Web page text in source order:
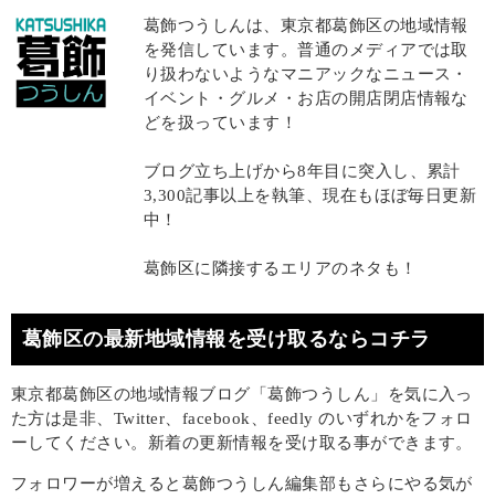
葛飾つうしんは、東京都葛飾区の地域情報
を発信しています。普通のメディアでは取
り扱わないようなマニアックなニュース・
イベント・グルメ・お店の開店閉店情報な
どを扱っています！
ブログ立ち上げから8年目に突入し、累計
3,300記事以上を執筆、現在もほぼ毎日更新
中！
葛飾区に隣接するエリアのネタも！
葛飾区の最新地域情報を受け取るならコチラ
東京都葛飾区の地域情報ブログ「葛飾つうしん」を気に入っ
た方は是非、Twitter、facebook、feedly のいずれかをフォロ
ーしてください。新着の更新情報を受け取る事ができます。
フォロワーが増えると葛飾つうしん編集部もさらにやる気が